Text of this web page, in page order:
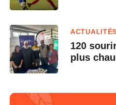
ACTUALITÉS
120
plus